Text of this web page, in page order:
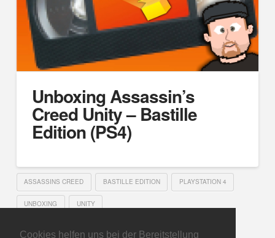
Cookies helfen uns bei der Bereitstellung
Unboxing Assassin’s
Creed Unity – Bastille
Edition (PS4)
ASSASSINS CREED BASTILLE EDITION PLAYSTATION 4
UNBOXING UNITY